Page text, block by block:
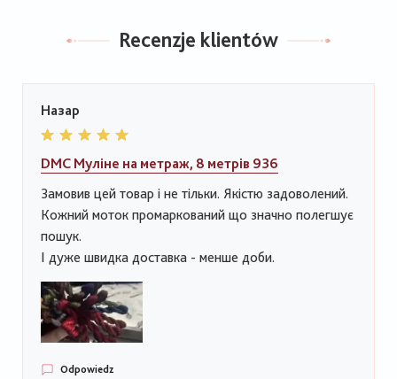
Recenzje klientów
Назар
DMC Муліне на метраж, 8 метрів 936
Замовив цей товар і не тільки. Якістю задоволений.
Кожний моток промаркований що значно полегшує
пошук.
І дуже швидка доставка - менше доби.
Odpowiedz